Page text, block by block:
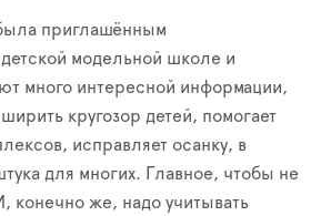
приглашённым
модельной школе и
много интересной информации,
кругозор детей, помогает
исправляет осанку, в
для многих. Главное, чтобы не
конечно же, надо учитывать